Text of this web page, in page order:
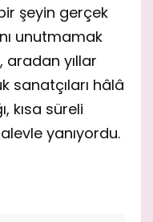
şeyin gerçek
unutmamak
aradan yıllar
sanatçıları hâlâ
kısa süreli
yanıyordu.